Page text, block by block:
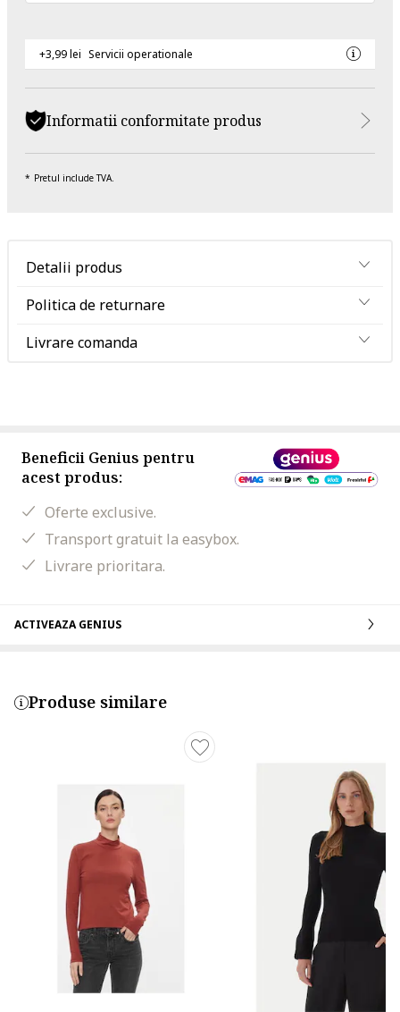
+3,99 lei Servicii operationale
Informatii conformitate produs
Pretul include TVA.
Detalii produs
Politica de returnare
Livrare comanda
Beneficii Genius pentru
acest produs:
Oferte exclusive.
Transport gratuit la easybox.
Livrare prioritara.
ACTIVEAZA GENIUS
Produse similare